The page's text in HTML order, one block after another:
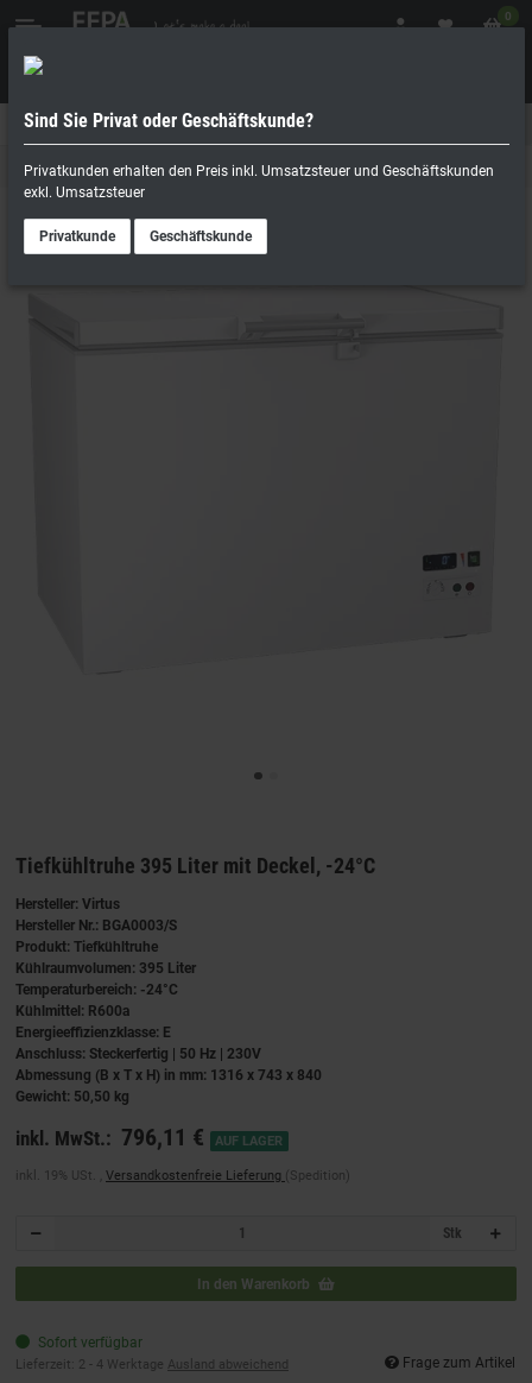
0
Geschäftskunde
Kühltechnik
Tiefkühltruhe 395 Liter mit Deckel, -24°C
Hersteller: Virtus
Hersteller Nr.: BGA0003/S
Produkt: Tiefkühltruhe
Kühlraumvolumen: 395 Liter
Temperaturbereich: -24°C
Kühlmittel: R600a
Energieeffizienzklasse: E
Anschluss: Steckerfertig | 50 Hz | 230V
Abmessung (B x T x H) in mm: 1316 x 743 x 840
Gewicht: 50,50 kg
inkl. MwSt.: 796,11 € AUF LAGER
inkl. 19% USt. , Versandkostenfreie Lieferung (Spedition)
Stk
In den Warenkorb
Sofort verfügbar
Lieferzeit: 2 - 4 Werktage Ausland abweichend Frage zum Artikel
Sind Sie Privat oder Geschäftskunde?
Privatkunden erhalten den Preis inkl. Umsatzsteuer und Geschäftskunden
exkl. Umsatzsteuer
Privatkunde Geschäftskunde